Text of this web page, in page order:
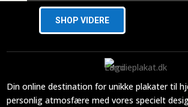
SHOP VIDERE
Din online destination for unikke plakater til
personlig atmosfære med vores specielt